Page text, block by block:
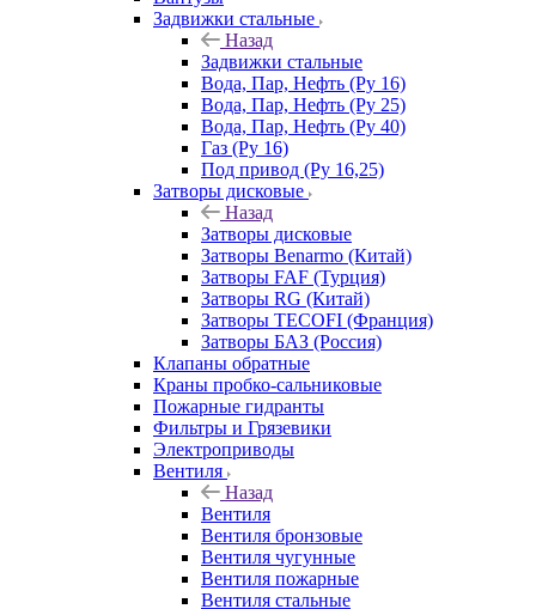
Задвижки стальные
Назад
Задвижки стальные
Вода, Пар, Нефть (Ру 16)
Вода, Пар, Нефть (Ру 25)
Вода, Пар, Нефть (Ру 40)
Газ (Ру 16)
Под привод (Ру 16,25)
Затворы дисковые
Назад
Затворы дисковые
Затворы Benarmo (Китай)
Затворы FAF (Турция)
Затворы RG (Китай)
Затворы TECOFI (Франция)
Затворы БАЗ (Россия)
Клапаны обратные
Краны пробко-сальниковые
Пожарные гидранты
Фильтры и Грязевики
Электроприводы
Вентиля
Назад
Вентиля
Вентиля бронзовые
Вентиля чугунные
Вентиля пожарные
Вентиля стальные